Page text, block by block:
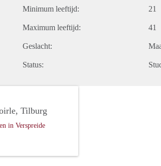
Minimum leeftijd: 21
Maximum leeftijd: 41
Geslacht:
Status:
Tilburg
in Verspreide